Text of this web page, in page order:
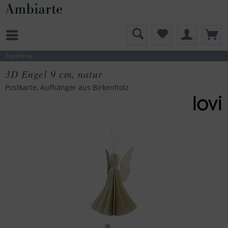
Papeterie
3D Engel 9 cm, natur
Postkarte, Aufhänger aus Birkenholz